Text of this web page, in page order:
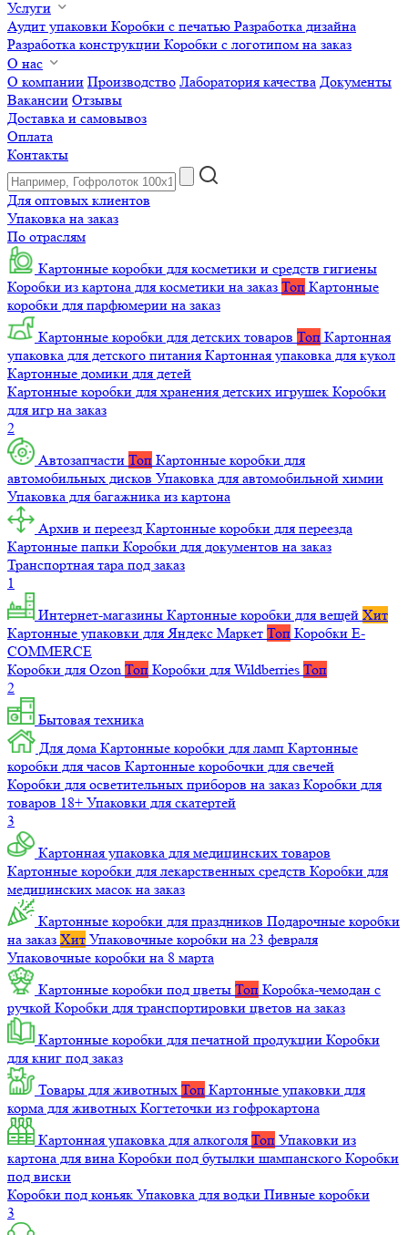
Услуги
Аудит упаковки Коробки с печатью Разработка дизайна
Разработка конструкции Коробки с логотипом на заказ
О нас
О компании Производство Лаборатория качества Документы
Вакансии Отзывы
Доставка и самовывоз
Оплата
Контакты
Для оптовых клиентов
Упаковка на заказ
По отраслям
Картонные коробки для косметики и средств гигиены
Коробки из картона для косметики на заказ Топ Картонные
коробки для парфюмерии на заказ
Картонные коробки для детских товаров Топ Картонная
упаковка для детского питания Картонная упаковка для кукол
Картонные домики для детей
Картонные коробки для хранения детских игрушек Коробки
для игр на заказ
2
Автозапчасти Топ Картонные коробки для
автомобильных дисков Упаковка для автомобильной химии
Упаковка для багажника из картона
Архив и переезд Картонные коробки для переезда
Картонные папки Коробки для документов на заказ
Транспортная тара под заказ
1
Интернет-магазины Картонные коробки для вещей Хит
Картонные упаковки для Яндекс Маркет Топ Коробки E-
COMMERCE
Коробки для Ozon Топ Коробки для Wildberries Топ
2
Бытовая техника
Для дома Картонные коробки для ламп Картонные
коробки для часов Картонные коробочки для свечей
Коробки для осветительных приборов на заказ Коробки для
товаров 18+ Упаковки для скатертей
3
Картонная упаковка для медицинских товаров
Картонные коробки для лекарственных средств Коробки для
медицинских масок на заказ
Картонные коробки для праздников Подарочные коробки
на заказ Хит Упаковочные коробки на 23 февраля
Упаковочные коробки на 8 марта
Картонные коробки под цветы Топ Коробка-чемодан с
ручкой Коробки для транспортировки цветов на заказ
Картонные коробки для печатной продукции Коробки
для книг под заказ
Товары для животных Топ Картонные упаковки для
корма для животных Когтеточки из гофрокартона
Картонная упаковка для алкоголя Топ Упаковки из
картона для вина Коробки под бутылки шампанского Коробки
под виски
Коробки под коньяк Упаковка для водки Пивные коробки
3